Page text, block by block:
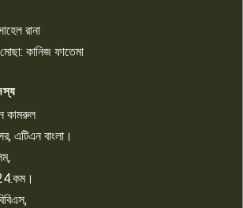
চাঁদাবাজি ও হয়রানির অভিযোগ
রানা
কানিজ ফাতেমা
কামরুল
এটিএন বাংলা।